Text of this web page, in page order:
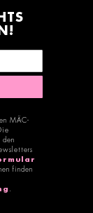
MÄC-
den
finden
.